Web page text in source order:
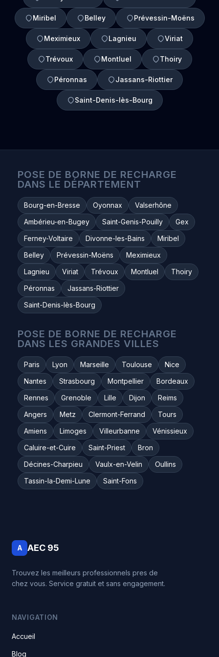
Miribel Belley Prévessin-Moëns
Meximieux Lagnieu Viriat
Trévoux Montluel Thoiry
Péronnas Jassans-Riottier
Saint-Denis-lès-Bourg
POSE DE BORNE DE RECHARGE
DANS LE DÉPARTEMENT
Bourg-en-Bresse Oyonnax
Valserhône
Ambérieu-en-Bugey
Saint-Genis-Pouilly
Gex
Ferney-Voltaire
Divonne-les-Bains
Miribel
Belley
Prévessin-Moëns
Meximieux
Lagnieu
Viriat Trévoux Montluel
Thoiry
Péronnas
Jassans-Riottier
Saint-Denis-lès-Bourg
POSE DE BORNE DE RECHARGE
DANS LES GRANDES VILLES
Paris Lyon Marseille Toulouse
Nice
Nantes
Strasbourg Montpellier
Bordeaux
Rennes
Grenoble Lille Dijon
Reims
Angers
Metz Clermont-Ferrand
Tours
Amiens
Limoges Villeurbanne
Vénissieux
Caluire-et-Cuire
Saint-Priest
Bron
Décines-Charpieu
Vaulx-en-Velin
Oullins
Tassin-la-Demi-Lune
Saint-Fons
A AEC 95
Trouvez les meilleurs professionnels pres de
chez vous. Service gratuit et sans engagement.
NAVIGATION
Accueil
Blog